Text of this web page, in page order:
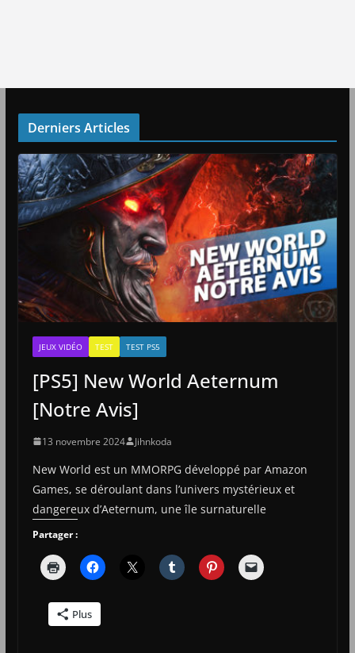
Derniers Articles
JEUX VIDÉO TEST TEST PS5
[PS5] New World Aeternum
[Notre Avis]
13 novembre 2024 Jihnkoda
New World est un MMORPG développé par Amazon
Games, se déroulant dans l’univers mystérieux et
dangereux d’Aeternum, une île surnaturelle
Partager :
Plus